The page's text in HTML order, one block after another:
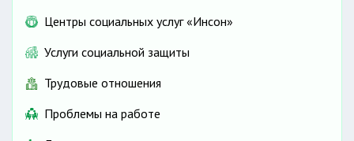
Центры социальных услуг «Инсон»
Услуги социальной защиты
Трудовые отношения
Проблемы на работе